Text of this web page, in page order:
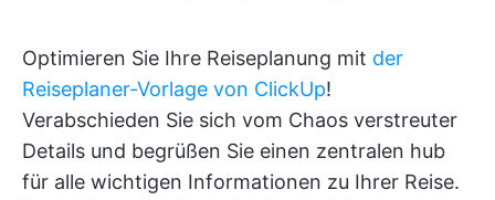
Optimieren Sie Ihre Reiseplanung mit der
Reiseplaner-Vorlage von ClickUp!
Verabschieden Sie sich vom Chaos verstreuter
Details und begrüßen Sie einen zentralen hub
für alle wichtigen Informationen zu Ihrer Reise.